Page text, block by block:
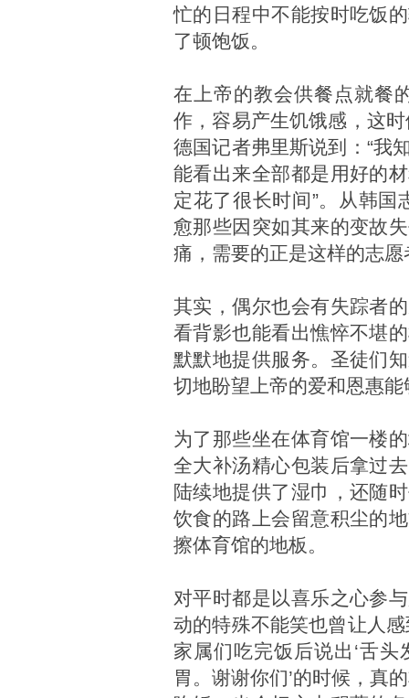
忙的日程中不能按时吃饭
了顿饱饭。
在上帝的教会供餐点就餐
作，容易产生饥饿感，这
德国记者弗里斯说到：“我
能看出来全部都是用好的
定花了很长时间”。从韩国
愈那些因突如其来的变故
痛，需要的正是这样的志愿
其实，偶尔也会有失踪者
看背影也能看出憔悴不堪
默默地提供服务。圣徒们
切地盼望上帝的爱和恩惠
为了那些坐在体育馆一楼
全大补汤精心包装后拿过
陆续地提供了湿巾，还随
饮食的路上会留意积尘的
擦体育馆的地板。
对平时都是以喜乐之心参
动的特殊不能笑也曾让人
家属们吃完饭后说出‘舌
胃。谢谢你们’的时候，真